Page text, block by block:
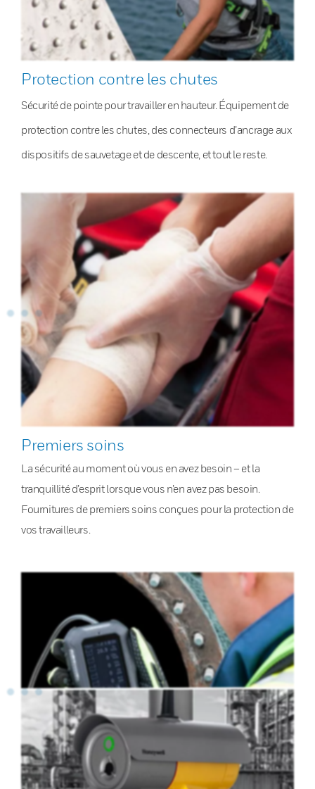
Protection contre les chutes
Sécurité de pointe pour travailler en hauteur. Équipement de
protection contre les chutes, des connecteurs d’ancrage aux
dispositifs de sauvetage et de descente, et tout le reste.
Premiers soins
La sécurité au moment où vous en avez besoin – et la
tranquillité d’esprit lorsque vous n’en avez pas besoin.
Fournitures de premiers soins conçues pour la protection de
vos travailleurs.